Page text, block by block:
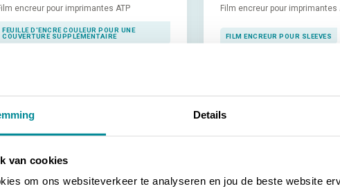
Details
van cookies
om ons websiteverkeer te analyseren en jou de beste website
encreur pour imprimantes ATP
FEUILLE D'ENCRE COULEUR POUR UNE
COUVERTURE SUPPLÉMENTAIRE
Film encreur pour imprimantes
FILM ENCREUR POUR SLEEVES